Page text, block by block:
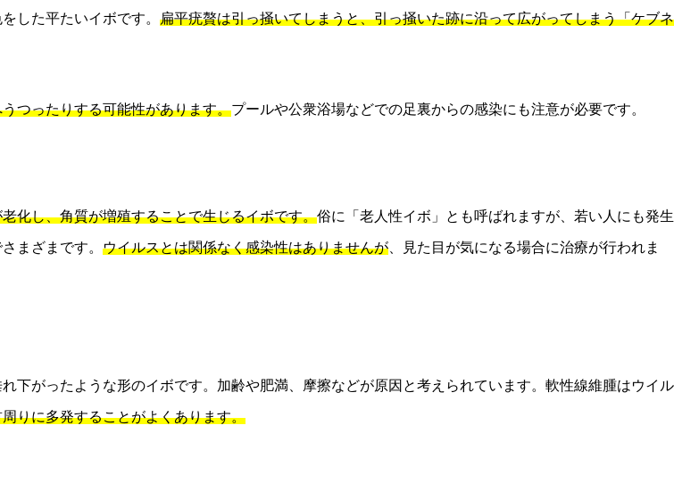
した平たいイボです。 扁平疣贅は引っ掻いてしまうと、引っ掻いた跡に沿って広がってしまう「ケブネ
つったりする可能性があります。プールや公衆浴場などでの足裏からの感染にも注意が必要です。
化し、角質が増殖することで生じるイボです。俗に「老人性イボ」とも呼ばれますが、若い人にも発生
まざまです。 ウイルスとは関係なく感染性はありませんが 、見た目が気になる場合に治療が行われま
下がったような形のイボです。加齢や肥満、摩擦などが原因と考えられています。軟性線維腫はウイル
りに多発することがよくあります。